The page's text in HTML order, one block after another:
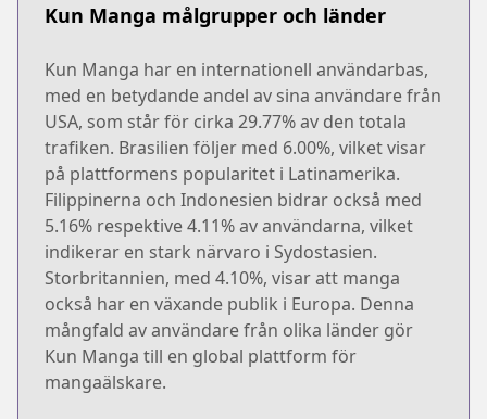
Kun Manga målgrupper och länder
Kun Manga har en internationell användarbas,
med en betydande andel av sina användare från
USA, som står för cirka 29.77% av den totala
trafiken. Brasilien följer med 6.00%, vilket visar
på plattformens popularitet i Latinamerika.
Filippinerna och Indonesien bidrar också med
5.16% respektive 4.11% av användarna, vilket
indikerar en stark närvaro i Sydostasien.
Storbritannien, med 4.10%, visar att manga
också har en växande publik i Europa. Denna
mångfald av användare från olika länder gör
Kun Manga till en global plattform för
mangaälskare.